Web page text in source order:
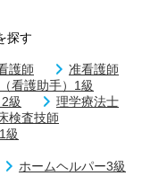
探す
護師
准看護師
看護助手）1級
級
理学療法士
検査技師
級
ホームヘルパー3級